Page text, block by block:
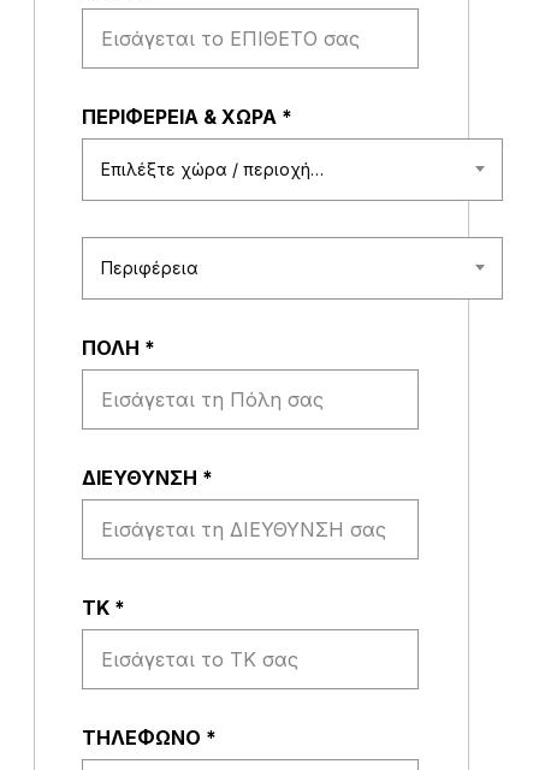
ΠΕΡΙΦΕΡΕΙΑ & ΧΩΡΑ *
Επιλέξτε χώρα / περιοχή…
Περιφέρεια
ΠΟΛΗ *
ΔΙΕΥΘΥΝΣΗ *
ΤΚ *
ΤΗΛΕΦΩΝΟ *